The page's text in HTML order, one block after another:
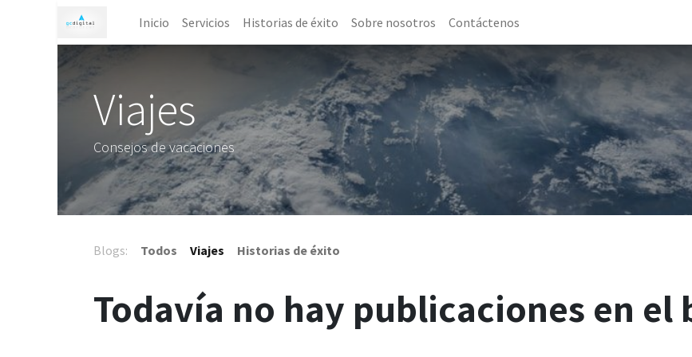
Inicio Servicios Historias de éxito Sobre nosotros Contáctenos
Viajes
Consejos de vacaciones
Blogs: Todos Viajes Historias de éxito
Todavía no hay publicaciones en el